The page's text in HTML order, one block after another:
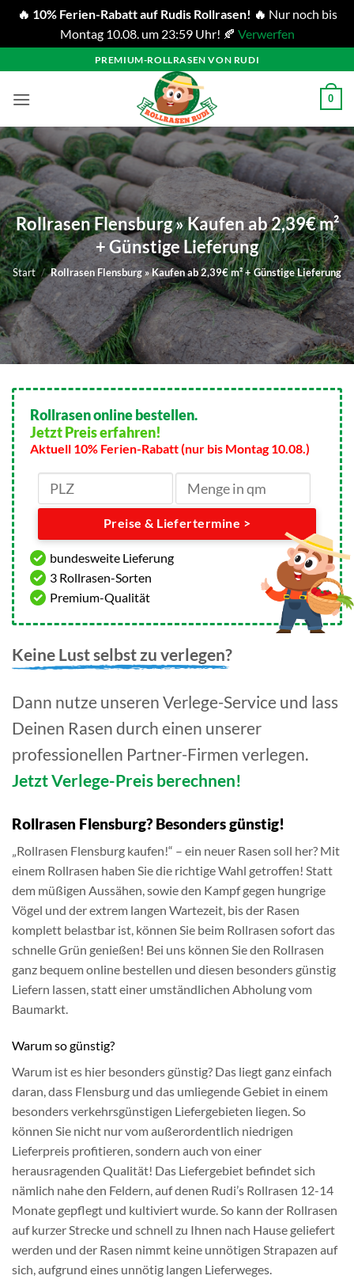
🔥 10% Ferien-Rabatt auf Rudis Rollrasen! 🔥 Nur noch bis
Montag 10.08. um 23:59 Uhr! 🍂 Verwerfen
Inhalt
springen
PREMIUM-ROLLRASEN VON RUDI
0
Rollrasen Flensburg » Kaufen ab 2,39€ m²
+ Günstige Lieferung
Start / Rollrasen Flensburg » Kaufen ab 2,39€ m² + Günstige Lieferung
Rollrasen online bestellen.
Jetzt Preis erfahren!
Aktuell 10% Ferien-Rabatt (nur bis Montag 10.08.)
Preise & Liefertermine >
bundesweite Lieferung
3 Rollrasen-Sorten
Premium-Qualität
Keine Lust selbst zu verlegen?
Dann nutze unseren Verlege-Service und lass
Deinen Rasen durch einen unserer
professionellen Partner-Firmen verlegen.
Jetzt Verlege-Preis berechnen!
Rollrasen Flensburg? Besonders günstig!
„Rollrasen Flensburg kaufen!“ – ein neuer Rasen soll her? Mit
einem Rollrasen haben Sie die richtige Wahl getroffen! Statt
dem müßigen Aussähen, sowie den Kampf gegen hungrige
Vögel und der extrem langen Wartezeit, bis der Rasen
komplett belastbar ist, können Sie beim Rollrasen sofort das
schnelle Grün genießen! Bei uns können Sie den Rollrasen
ganz bequem online bestellen und diesen besonders günstig
Liefern lassen, statt einer umständlichen Abholung vom
Baumarkt.
Warum so günstig?
Warum ist es hier besonders günstig? Das liegt ganz einfach
daran, dass Flensburg und das umliegende Gebiet in einem
besonders verkehrsgünstigen Liefergebieten liegen. So
können Sie nicht nur vom außerordentlich niedrigen
Lieferpreis profitieren, sondern auch von einer
herausragenden Qualität! Das Liefergebiet befindet sich
nämlich nahe den Feldern, auf denen Rudi’s Rollrasen 12-14
Monate gepflegt und kultiviert wurde. So kann der Rollrasen
auf kurzer Strecke und schnell zu Ihnen nach Hause geliefert
werden und der Rasen nimmt keine unnötigen Strapazen auf
sich, aufgrund eines unnötig langen Lieferweges.